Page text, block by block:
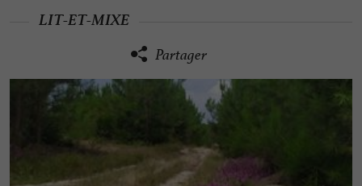
LIT-ET-MIXE
Partager